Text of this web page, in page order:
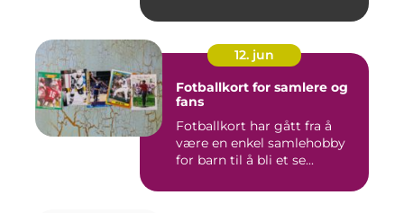
12. jun
Fotballkort for samlere og
fans
Fotballkort har gått fra å
være en enkel samlehobby
for barn til å bli et se...